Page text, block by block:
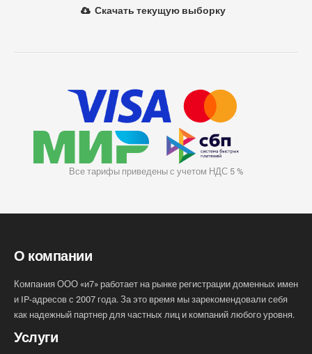
Скачать текущую выборку
Все тарифы приведены с учетом НДС 5 %
О компании
Компания ООО «и7» работает на рынке регистрации доменных имен
и IP-адресов с 2007 года. За это время мы зарекомендовали себя
как надежный партнер для частных лиц и компаний любого уровня.
Услуги